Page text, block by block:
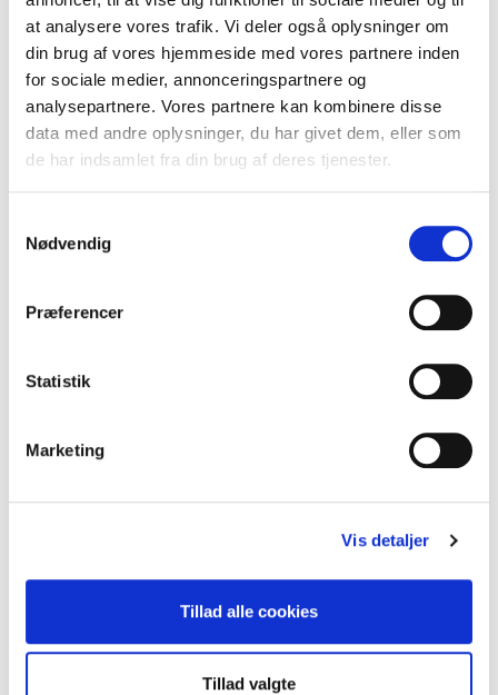
at analysere vores trafik. Vi deler også oplysninger om
din brug af vores hjemmeside med vores partnere inden
for sociale medier, annonceringspartnere og
analysepartnere. Vores partnere kan kombinere disse
data med andre oplysninger, du har givet dem, eller som
de har indsamlet fra din brug af deres tjenester.
Nødvendig
Præferencer
Statistik
Marketing
Vis detaljer
Tillad alle cookies
Tillad valgte
FORLAGET SUPERLUX
FORLAGET TORNMOUNTAIN
GADS FORLAG
FORLAGET PLENUM (TIDL. GO FORLAG)
GUTKIND FORLAG
HAASE FORLAG
HOI FORLAG